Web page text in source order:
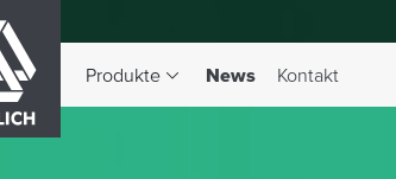
Produkte
Dropdown-Menü Produkte umschalten
News(aktiv)
Kontakt